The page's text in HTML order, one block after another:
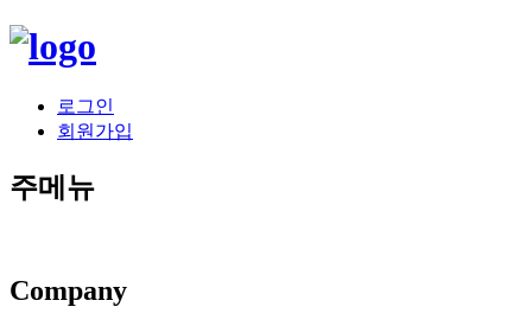
로그인
회원가입
주메뉴
Company